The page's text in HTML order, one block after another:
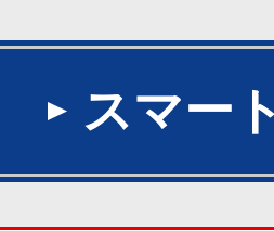
スマー